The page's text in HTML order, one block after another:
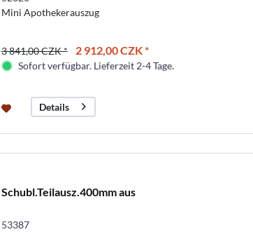
Mini Apothekerauszug
3 841,00 CZK * 2 912,00 CZK *
Sofort verfügbar. Lieferzeit 2-4 Tage.
Details
Schubl.Teilausz.400mm aus
53387